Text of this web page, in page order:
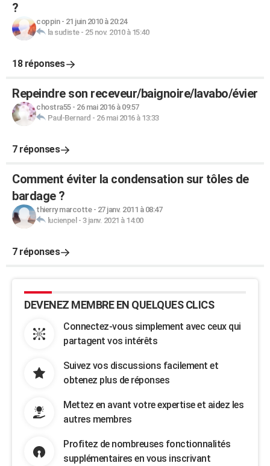
?
coppin- 21 juin 2010 à 20:24
la sudiste- 25 nov. 2010 à 15:40
18 réponses
Repeindre son receveur/baignoire/lavabo/évier
chostra55- 26 mai 2016 à 09:57
Paul-Bernard - 26 mai 2016 à 13:33
7 réponses
Comment éviter la condensation sur tôles de
bardage ?
thierry marcotte- 27 janv. 2011 à 08:47
lucienpel - 3 janv. 2021 à 14:00
7 réponses
DEVENEZ MEMBRE EN QUELQUES CLICS
Connectez-vous simplement avec ceux qui
partagent vos intérêts
Suivez vos discussions facilement et
obtenez plus de réponses
Mettez en avant votre expertise et aidez les
autres membres
Profitez de nombreuses fonctionnalités
supplémentaires en vous inscrivant